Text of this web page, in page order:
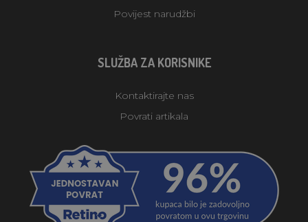
Povijest narudžbi
SLUŽBA ZA KORISNIKE
Kontaktirajte nas
Povrati artikala